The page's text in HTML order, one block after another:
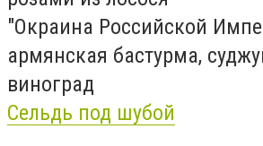
"Окраина Российской
армянская бастурма,
виноград
Сельдь под шубой